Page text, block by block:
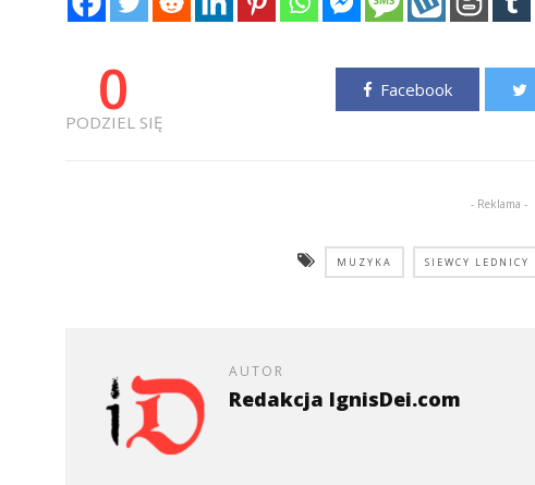
0
PODZIEL SIĘ
Facebook
- Reklama -
MUZYKA SIEWCY LEDNICY
AUTOR
Redakcja IgnisDei.com